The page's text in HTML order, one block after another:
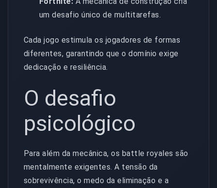
um desafio único de multitarefas.
Cada jogo estimula os jogadores de formas
diferentes, garantindo que o domínio exige
dedicação e resiliência.
O desafio
psicológico
Para além da mecânica, os battle royales são
mentalmente exigentes. A tensão da
sobrevivência, o medo da eliminação e a